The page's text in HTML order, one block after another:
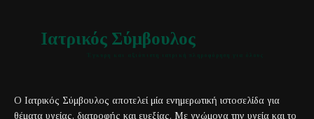
Ιατρικός Σύμβουλος
Ο Ιατρικός Σύμβουλος αποτελεί μία ενημερωτική ιστοσελίδα για
θέματα υγείας, διατροφής και ευεξίας. Με γνώμονα την υγεία και το